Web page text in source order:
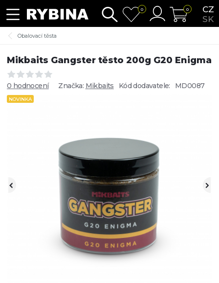
CZ
SK
0 0
Obalovací těsta
Mikbaits Gangster těsto 200g G20 Enigma
0 hodnocení Značka: Mikbaits Kód dodavatele: MD0087
NOVINKA